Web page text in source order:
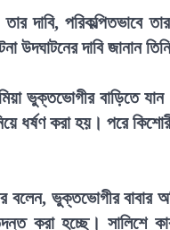
দাবি, পরিকল্পিতভাবে
উদঘাটনের দাবি জানান
ভুক্তভোগীর বাড়িতে
ধর্ষণ করা হয়। পরে
বলেন, ভুক্তভোগীর বাবার
করা হচ্ছে। সালিশে